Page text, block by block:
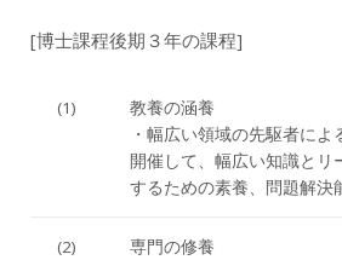
[博士課程後期３年の課程]
(1)
教養の涵養
・幅広い領域の先駆者に
開催して、幅広い知識とリ
するための素養、問題解決
(2)
専門の修養